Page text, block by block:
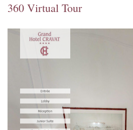
360 Virtual Tour